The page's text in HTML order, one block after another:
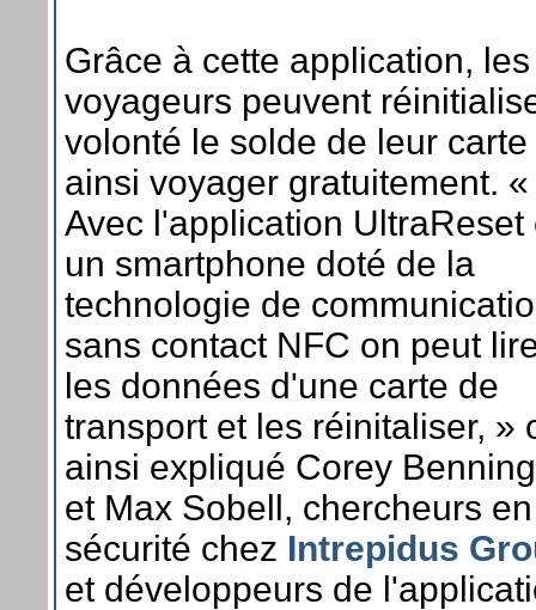
Grâce à cette application, les
voyageurs peuvent
volonté le solde de leur carte
ainsi voyager gratuitement. «
Avec l'application UltraReset
un smartphone doté de la
technologie de
sans contact NFC on peut
les données d'une carte de
transport et les réinitaliser, »
ainsi expliqué Corey
et Max Sobell, chercheurs en
sécurité chez Intrepidus
et développeurs de